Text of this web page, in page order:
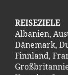
REISEZIELE
Albanien,
Dänemark,
Finnland,